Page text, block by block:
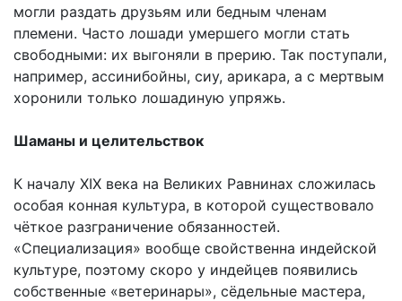
могли раздать друзьям или бедным членам
племени. Часто лошади умершего могли стать
свободными: их выгоняли в прерию. Так поступали,
например, ассинибойны, сиу, арикара, а с мертвым
хоронили только лошадиную упряжь.
Шаманы и целительствок
К началу XIX века на Великих Равнинах сложилась
особая конная культура, в которой существовало
чёткое разграничение обязанностей.
«Специализация» вообще свойственна индейской
культуре, поэтому скоро у индейцев появились
собственные «ветеринары», сёдельные мастера,